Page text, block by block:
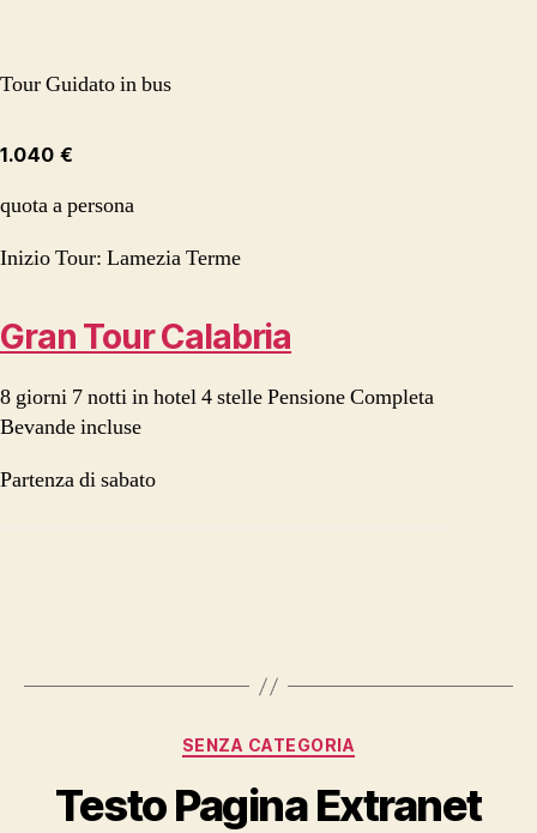
Tour Guidato in bus
1.040 €
quota a persona
Inizio Tour: Lamezia Terme
Gran Tour Calabria
8 giorni 7 notti in hotel 4 stelle Pensione Completa
Bevande incluse
Partenza di sabato
Categorías
SENZA CATEGORIA
Testo Pagina Extranet